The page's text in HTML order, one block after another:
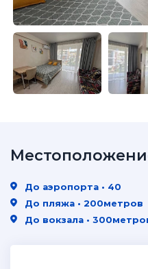
До аэропорта • 40
До пляжа • 200метров
До вокзала •